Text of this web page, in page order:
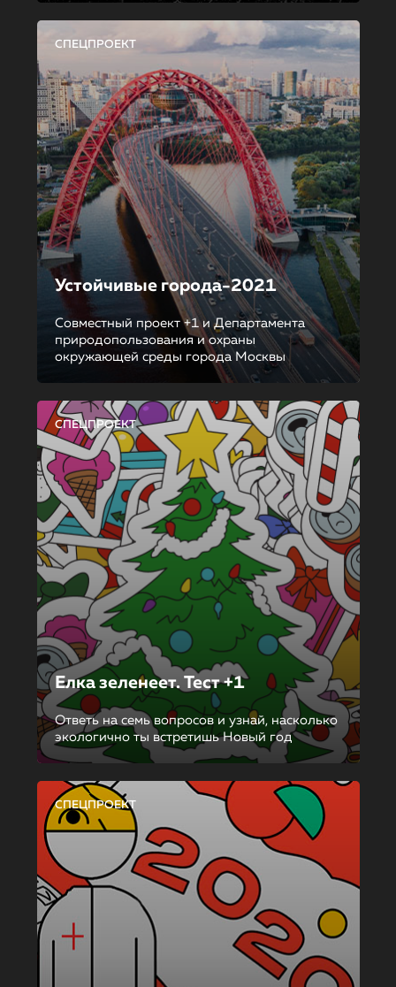
СПЕЦПРОЕКТ
Устойчивые города-2021
Совместный проект +1 и Департамента
природопользования и охраны
окружающей среды города Москвы
СПЕЦПРОЕКТ
Елка зеленеет. Тест +1
Ответь на семь вопросов и узнай, насколько
экологично ты встретишь Новый год
СПЕЦПРОЕКТ